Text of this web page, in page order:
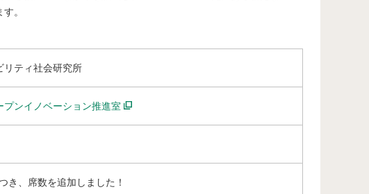
。
リティ社会研究所
ンイノベーション推進室
、席数を追加しました！